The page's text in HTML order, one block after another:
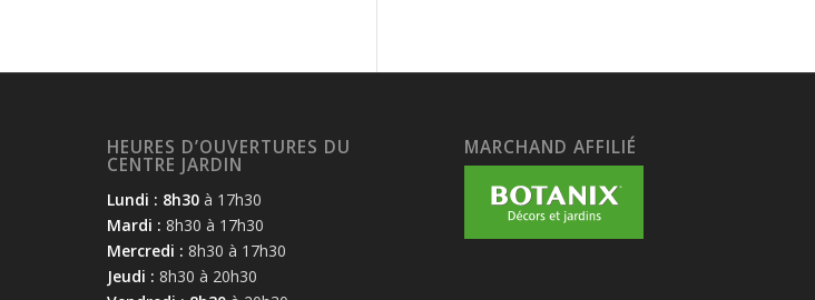
HEURES D’OUVERTURES DU
CENTRE JARDIN
Lundi : 8h30 à 17h30
Mardi : 8h30 à 17h30
Mercredi : 8h30 à 17h30
Jeudi : 8h30 à 20h30
MARCHAND AFFILIÉ